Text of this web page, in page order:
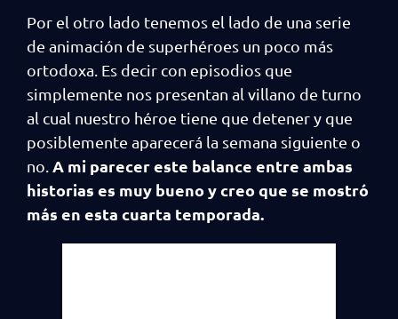
Por el otro lado tenemos el lado de una serie
de animación de superhéroes un poco más
ortodoxa. Es decir con episodios que
simplemente nos presentan al villano de turno
al cual nuestro héroe tiene que detener y que
posiblemente aparecerá la semana siguiente o
no. A mi parecer este balance entre ambas
historias es muy bueno y creo que se mostró
más en esta cuarta temporada.